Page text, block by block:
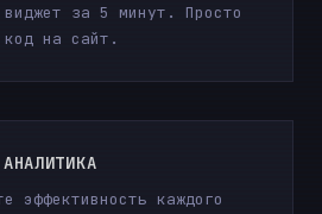
виджет за 5 минут. Просто
код на сайт.
эффективность каждого